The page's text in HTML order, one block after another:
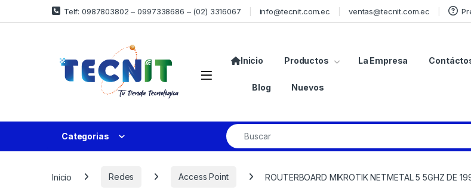
Telf: 0987803802 – 0997338686 – (02) 3316067 info@tecnit.com.ec ventas@tecnit.com.ec
Inicio Productos La Empresa
Blog Nuevos
Categorias
Inicio Redes Access Point ROUTERBOARD MIKROTIK NETMETAL 5 5GHZ DE